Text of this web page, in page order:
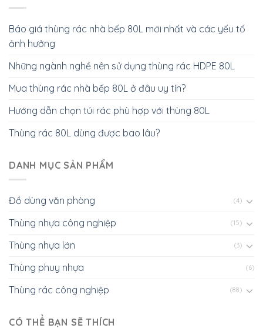
Báo giá thùng rác nhà bếp 80L mới nhất và các yếu tố
ảnh hưởng
Những ngành nghề nên sử dụng thùng rác HDPE 80L
Mua thùng rác nhà bếp 80L ở đâu uy tín?
Hướng dẫn chọn túi rác phù hợp với thùng 80L
Thùng rác 80L dùng được bao lâu?
DANH MỤC SẢN PHẨM
Đồ dùng văn phòng (4)
Thùng nhựa công nghiệp (15)
Thùng nhựa lớn (3)
Thùng phuy nhựa (6)
Thùng rác công nghiệp (88)
CÓ THỂ BẠN SẼ THÍCH